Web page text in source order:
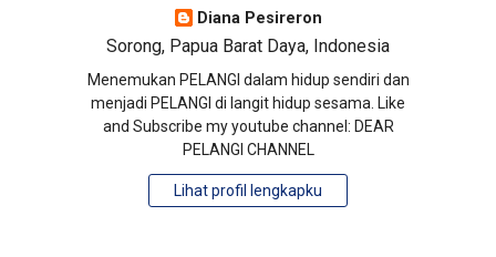
Diana Pesireron
Sorong, Papua Barat Daya, Indonesia
Menemukan PELANGI dalam hidup sendiri dan
menjadi PELANGI di langit hidup sesama. Like
and Subscribe my youtube channel: DEAR
PELANGI CHANNEL
Lihat profil lengkapku